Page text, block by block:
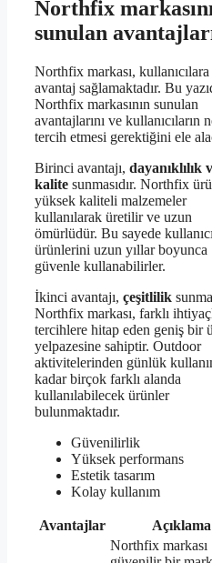
Northfix
sunulan
Northfix markası,
avantaj sağlamaktadır. Bu
Northfix markasının sunulan
avantajlarını ve kullanıcıların
tercih etmesi gerektiğini ele
Birinci avantajı, dayanıklılık
kalite sunmasıdır. Northfix
yüksek kaliteli malzemeler
kullanılarak üretilir ve uzun
ömürlüdür. Bu sayede
ürünlerini uzun yıllar boyunca
güvenle kullanabilirler.
İkinci avantajı, çeşitlilik
Northfix markası, farklı
tercihlere hitap eden geniş bir
yelpazesine sahiptir. Outdoor
aktivitelerinden günlük
kadar birçok farklı alanda
kullanılabilecek ürünler
bulunmaktadır.
Güvenilirlik
Yüksek performans
Estetik tasarım
Kolay kullanım
Avantajlar Açıklama
Northfix markası